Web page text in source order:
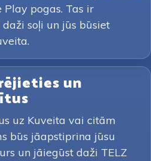
pogas. Tas ir
soļi un jūs būsiet
un
uz Kuveita vai citām
būs jāapstiprina jūsu
un jāiegūst daži TELZ